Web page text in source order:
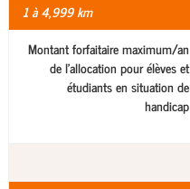
1 à 4,999 km
Montant forfaitaire maximum/an
de l'allocation pour élèves et
étudiants en situation de
handicap